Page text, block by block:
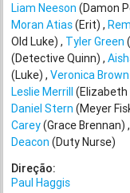
Liam Neeson (Damon
Moran Atias(Erit)
Old Luke) Tyler Green
(Detective Quinn)
(Luke) Veronica Brown
Leslie Merrill
Daniel Stern (Meyer
Carey(Grace Brennan)
Deacon (Duty Nurse)
Direção:
Paul Haggis